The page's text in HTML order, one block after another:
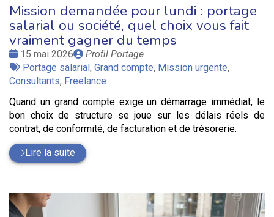
Mission demandée pour lundi : portage
salarial ou société, quel choix vous fait
vraiment gagner du temps
Date
:
15 mai 2026
Publié
par
Profil Portage
Tags
:
Portage salarial, Grand compte, Mission urgente,
Consultants, Freelance
Quand un grand compte exige un démarrage immédiat, le
bon choix de structure se joue sur les délais réels de
contrat, de conformité, de facturation et de trésorerie.
Lire la suite